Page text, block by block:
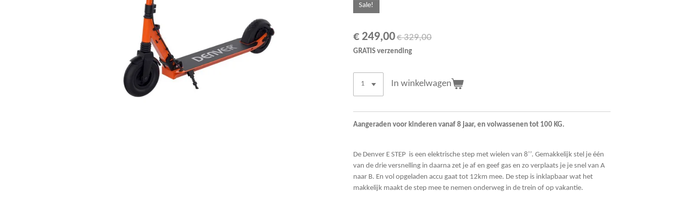
Sale!
€ 249,00€ 329,00
GRATIS verzending
In winkelwagen
Aangeraden voor kinderen vanaf 8 jaar, en volwassenen tot 100 KG.
De Denver E STEP is een elektrische step met wielen van 8’’. Gemakkelijk stel je één
van de drie versnelling in daarna zet je af en geef gas en zo verplaats je je snel van A
naar B. En vol opgeladen accu gaat tot 12km mee. De step is inklapbaar wat het
makkelijk maakt de step mee te nemen onderweg in de trein of op vakantie.